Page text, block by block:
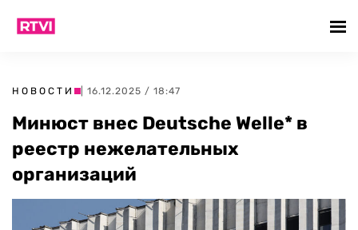
НОВОСТИ | 16.12.2025 / 18:47
Минюст внес Deutsche Welle* в
реестр нежелательных
организаций